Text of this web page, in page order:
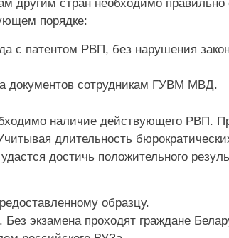
другим стран необходимо
порядке:
с патентом РВП, без нарушения
документов сотрудникам ГУВМ МВД.
наличие действующего РВП.
длительность
достичь положительного
образцу.
экзамена проходят граждане